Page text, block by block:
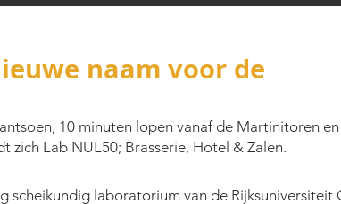
naam voor de
10 minuten lopen vanaf de Martinitoren
zich Lab NUL50; Brasserie, Hotel & Zalen.
scheikundig laboratorium van de Rijksuniversiteit